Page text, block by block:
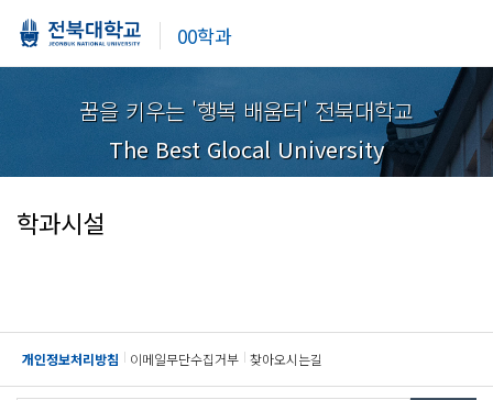
00학과
꿈을 키우는 '행복 배움터' 전북대학교
The Best Glocal University
학과시설
개인정보처리방침 이메일무단수집거부 찾아오시는길